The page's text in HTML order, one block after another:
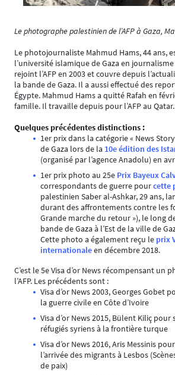
Le photographe palestinien de l’AFP à Gaza,
Le photojournaliste Mahmud Hams, 44 ans,
l’université islamique de Gaza en
rejoint l’AFP en 2003 et couvre depuis
la bande de Gaza. Il a aussi effectué des
Égypte. Mahmud Hams a quitté Rafah en
famille. Il travaille depuis pour l’AFP au Qatar.
Quelques précédentes distinctions :
1er prix dans la catégorie « News
de Gaza lors de la 10e édition des
(organisé par l’agence Anadolu) en
1er prix photo au 25e Prix Bayeux
correspondants de guerre pourcette
palestinien Saber al-Ashkar, 29 ans,
durant des affrontements contre les
Grande marche du retour »), le long
bande de Gaza à l’Est de la ville de
Cette photo a également reçu le prix
internationaleen décembre 2018.
C’est le 5e Visa d’or News récompensant un
l’AFP. Les précédents sont :
Visa d’or News 2003, Georges Gobet
la guerre civile en Côte d’Ivoire
Visa d’or News 2015, Bülent Kiliç
réfugiés syriens à la frontière turque
Visa d’or News 2016, Aris Messinis
l’arrivée des migrants à Lesbos
de paix)